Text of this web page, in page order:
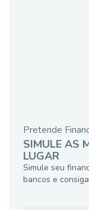
Pretende
SIMULE AS
LUGAR
Simule seu
bancos e